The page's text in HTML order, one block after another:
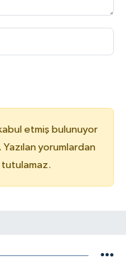
etmiş bulunuyor
yorumlardan
tutulamaz.